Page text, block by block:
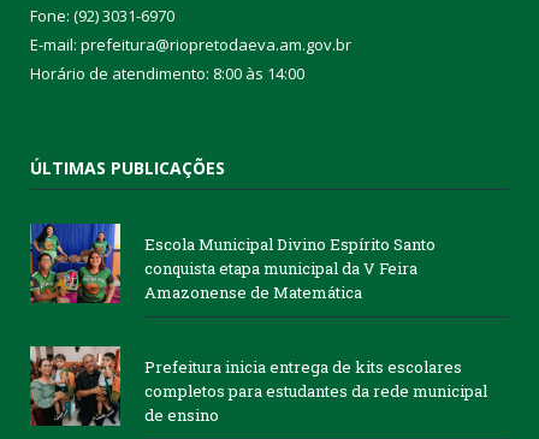
Fone: (92) 3031-6970
E-mail: prefeitura@riopretodaeva.am.gov.br
Horário de atendimento: 8:00 às 14:00
ÚLTIMAS PUBLICAÇÕES
Escola Municipal Divino Espírito Santo
conquista etapa municipal da V Feira
Amazonense de Matemática
Prefeitura inicia entrega de kits escolares
completos para estudantes da rede municipal
de ensino